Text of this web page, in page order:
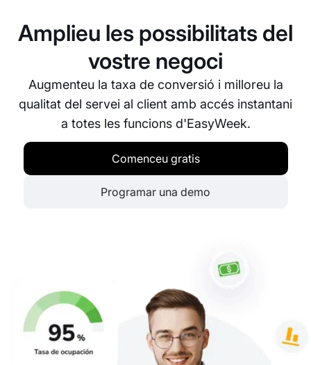
plenament el RGPD i altres normatives de protecció
Amplieu les possibilitats del
vostre negoci
Augmenteu la taxa de conversió i milloreu la
qualitat del servei al client amb accés instantani
a totes les funcions d'EasyWeek.
Comenceu gratis
Programar una demo